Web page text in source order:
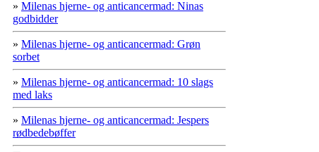
» Milenas hjerne- og anticancermad: Ninas
godbidder
» Milenas hjerne- og anticancermad: Grøn
sorbet
» Milenas hjerne- og anticancermad: 10 slags
med laks
» Milenas hjerne- og anticancermad: Jespers
rødbedebøffer